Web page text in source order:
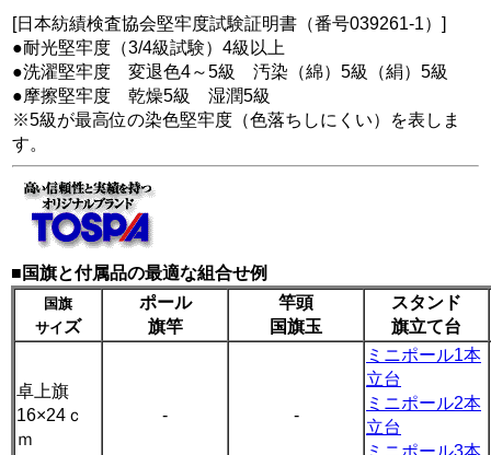
[日本紡績検査協会堅牢度試験証明書（番号039261-1）]
●耐光堅牢度（3/4級試験）4級以上
●洗濯堅牢度 変退色4～5級 汚染（綿）5級（絹）5級
●摩擦堅牢度 乾燥5級 湿潤5級
※5級が最高位の染色堅牢度（色落ちしにくい）を表しま
す。
■ 国旗と付属品の最適な組合せ例
国旗
サイ ズ
ポール
旗竿
竿頭
国旗玉
スタンド
旗立て台
卓上旗
16×24ｃ
ｍ
- -
ミニポール1本
立台
ミニポール2本
立台
ミニポール3本